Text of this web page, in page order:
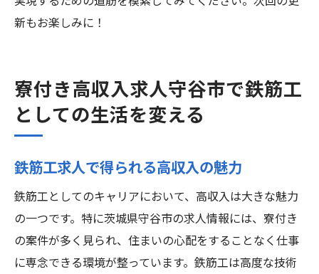
新もお楽しみに！
寮付き高収入求人守谷市で鉄筋工
としての生活を変える
鉄筋工求人で得られる高収入の魅力
鉄筋工としてのキャリアにおいて、高収入は大きな魅力
の一つです。特に茨城県守谷市の求人情報には、寮付き
の案件が多く見られ、住まいの心配をすることなく仕事
に専念できる環境が整っています。鉄筋工は高度な技術